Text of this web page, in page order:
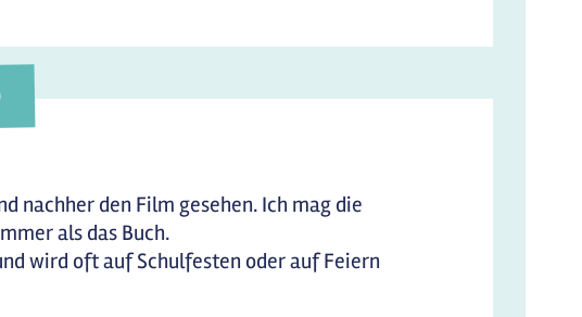
nachher den Film gesehen. Ich mag die
als das Buch.
wird oft auf Schulfesten oder auf Feiern